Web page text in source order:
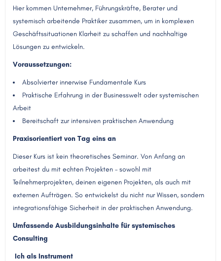
Hier kommen Unternehmer, Führungskräfte, Berater und
systemisch arbeitende Praktiker zusammen, um in komplexen
Geschäftssituationen Klarheit zu schaffen und nachhaltige
Lösungen zu entwickeln.
Voraussetzungen:
Absolvierter innerwise Fundamentale Kurs
Praktische Erfahrung in der Businesswelt oder systemischen
Arbeit
Bereitschaft zur intensiven praktischen Anwendung
Praxisorientiert von Tag eins an
Dieser Kurs ist kein theoretisches Seminar. Von Anfang an
arbeitest du mit echten Projekten – sowohl mit
Teilnehmerprojekten, deinen eigenen Projekten, als auch mit
externen Aufträgen. So entwickelst du nicht nur Wissen, sondern
integrationsfähige Sicherheit in der praktischen Anwendung.
Umfassende Ausbildungsinhalte für systemisches
Consulting
Ich als Instrument